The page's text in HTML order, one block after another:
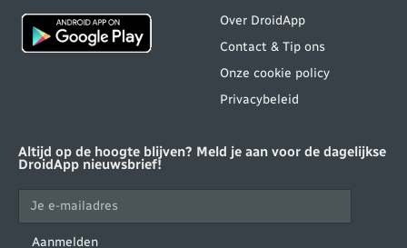
Over DroidApp
Contact & Tip ons
Onze cookie policy
Privacybeleid
Altijd op de hoogte blijven? Meld je aan voor de dagelijkse
DroidApp nieuwsbrief!
Aanmelden